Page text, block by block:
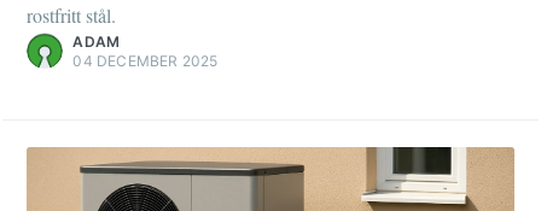
rostfritt stål.
ADAM
04 DECEMBER 2025